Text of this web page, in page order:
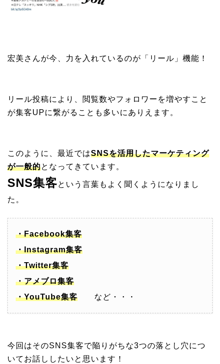
宏美さんが今、力を入れているのが「リール」機能！
リール投稿により、閲覧数やフォロワーを増やすこと
が集客UPに繋がることも多いにありえます。
このように、最近ではSNSを活用したマーケティング
が一般的となってきています。
SNS集客という言葉もよく聞くようになりまし
た。
・Facebook集客
・Instagram集客
・Twitter集客
・アメブロ集客
・YouTube集客 など・・・
今回はそのSNS集客で陥りがちな3つの落とし穴につ
いてお話ししたいと思います！